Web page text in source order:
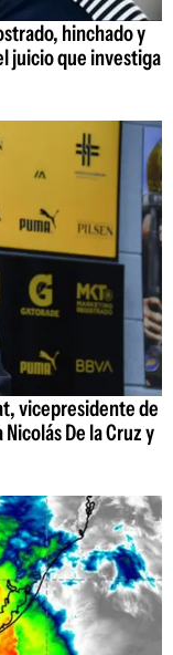
hinchado y
juicio que investiga
vicepresidente de
De la Cruz y